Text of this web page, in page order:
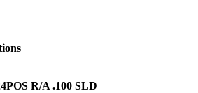
R/A .100 SLD